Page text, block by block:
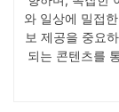
와 일상에 밀접
보 제공을 중요
되는 콘텐츠를